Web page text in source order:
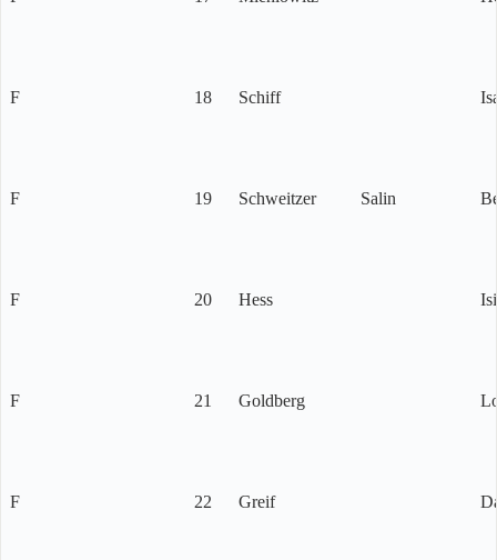
F 18 Schiff
F 19 Schweitzer Salin
F 20 Hess
F 21 Goldberg
F 22 Greif